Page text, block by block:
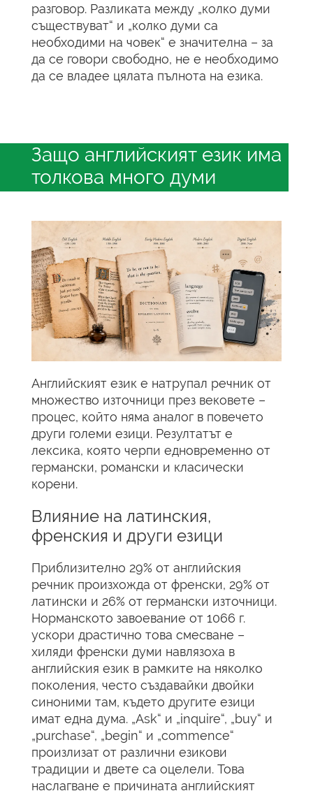
разговор. Разликата между „колко думи
съществуват“ и „колко думи са
необходими на човек“ е значителна – за
да се говори свободно, не е необходимо
да се владее цялата пълнота на езика.
Защо английският език има
толкова много думи
Английският език е натрупал речник от
множество източници през вековете –
процес, който няма аналог в повечето
други големи езици. Резултатът е
лексика, която черпи едновременно от
германски, романски и класически
корени.
Влияние на латинския,
френския и други езици
Приблизително 29% от английския
речник произхожда от френски, 29% от
латински и 26% от германски източници.
Норманското завоевание от 1066 г.
ускори драстично това смесване –
хиляди френски думи навлязоха в
английския език в рамките на няколко
поколения, често създавайки двойки
синоними там, където другите езици
имат една дума. „Ask“ и „inquire“, „buy“ и
„purchase“, „begin“ и „commence“
произлизат от различни езикови
традиции и двете са оцелели. Това
наслагване е причината английският